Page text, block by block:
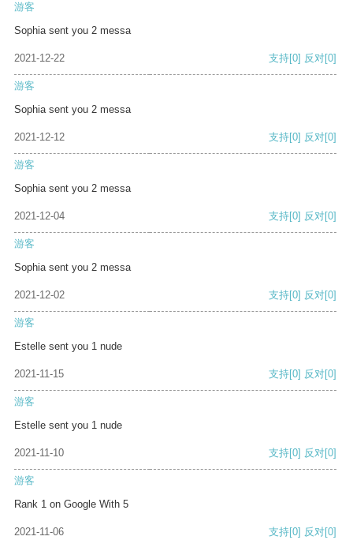
游客
Sophia sent you 2 messa
2021-12-22 支持[0] 反对[0]
游客
Sophia sent you 2 messa
2021-12-12 支持[0] 反对[0]
游客
Sophia sent you 2 messa
2021-12-04 支持[0] 反对[0]
游客
Sophia sent you 2 messa
2021-12-02 支持[0] 反对[0]
游客
Estelle sent you 1 nude
2021-11-15 支持[0] 反对[0]
游客
Estelle sent you 1 nude
2021-11-10 支持[0] 反对[0]
游客
Rank 1 on Google With 5
2021-11-06 支持[0] 反对[0]